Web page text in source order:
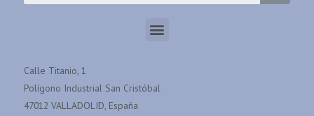
Calle Titanio, 1
Polígono Industrial San Cristóbal
47012 VALLADOLID, España